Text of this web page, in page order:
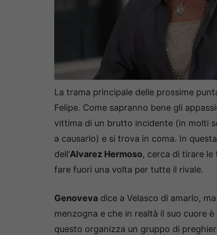
La trama principale delle prossime
Felipe. Come sapranno bene gli
vittima di un brutto incidente (in molti
a causarlo) e si trova in coma. In
dell’Alvarez Hermoso, cerca di tirare le
fare fuori una volta per tutte il rivale.
Genoveva dice a Velasco di amarlo,
menzogna e che in realtà il suo cuore
questo organizza un gruppo di